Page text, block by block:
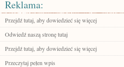
Reklama:
Przejdź tutaj, aby dowiedzieć się więcej
Odwiedź naszą stronę tutaj
Przejdź tutaj, aby dowiedzieć się więcej
Przeczytaj pełen wpis